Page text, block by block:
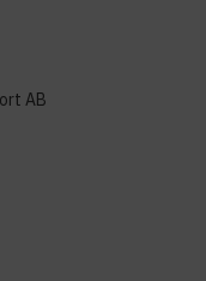
AB